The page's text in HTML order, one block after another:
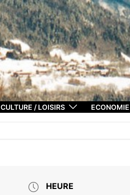
CULTURE / LOISIRS ECONOMIE
HEURE